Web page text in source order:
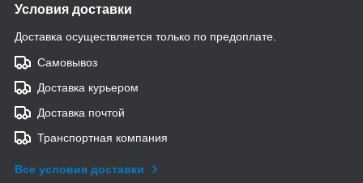
Условия доставки
Доставка осуществляется только по предоплате.
Самовывоз
Доставка курьером
Доставка почтой
Транспортная компания
Все условия доставки